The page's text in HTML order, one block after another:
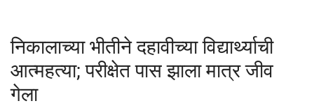
गॅलरी
Language
निकालाच्या भीतीने दहावीच्या विद्यार्थ्याची
आत्महत्या; परीक्षेत पास झाला मात्र जीव
गेला